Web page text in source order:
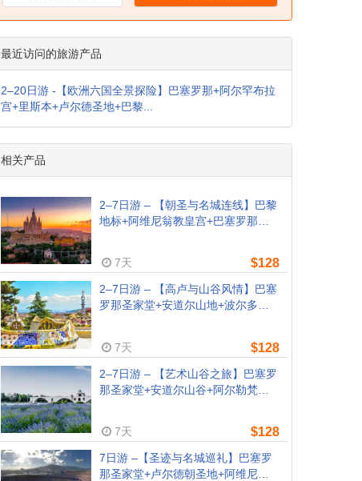
最近访问的旅游产品
2–20日游 -【欧洲六国全景探险】巴塞罗那+阿尔罕布拉
宫+里斯本+卢尔德圣地+巴黎...
相关产品
2–7日游 – 【朝圣与名城连线】巴黎
地标+阿维尼翁教皇宫+巴塞罗那圣
级）7天 $128
2–7日游 – 【高卢与山谷风情】巴塞
罗那圣家堂+安道尔山地+波尔多酒
7天 $128
2–7日游 – 【艺术山谷之旅】巴塞罗
那圣家堂+安道尔山谷+阿尔勒梵高
团）7天 $128
7日游 –【圣迹与名城巡礼】巴塞罗
那圣家堂+卢尔德朝圣地+阿维尼翁